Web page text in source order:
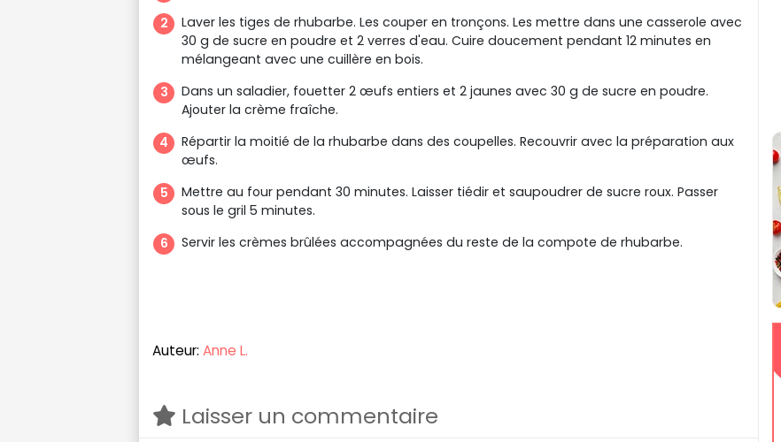
Laver les tiges de rhubarbe. Les couper en tronçons. Les mettre dans une casserole avec
30 g de sucre en poudre et 2 verres d'eau. Cuire doucement pendant 12 minutes en
mélangeant avec une cuillère en bois.
Dans un saladier, fouetter 2 œufs entiers et 2 jaunes avec 30 g de sucre en poudre.
Ajouter la crème fraîche.
Répartir la moitié de la rhubarbe dans des coupelles. Recouvrir avec la préparation aux
œufs.
Mettre au four pendant 30 minutes. Laisser tiédir et saupoudrer de sucre roux. Passer
sous le gril 5 minutes.
Servir les crèmes brûlées accompagnées du reste de la compote de rhubarbe.
Auteur: Anne L.
Laisser un commentaire